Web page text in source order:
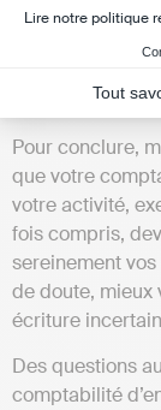
Lire notre politique
Tout
Reprenez
mêmes
inversant
Pour conclure,
que votre
votre activité,
fois compris,
sereinement
de doute, mieux
écriture
Des questions
comptabilité